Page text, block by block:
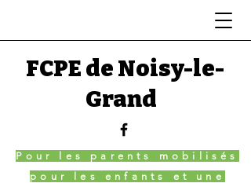
FCPE de Noisy-le-
Grand
Pour les parents mobilisés
pour les enfants et une